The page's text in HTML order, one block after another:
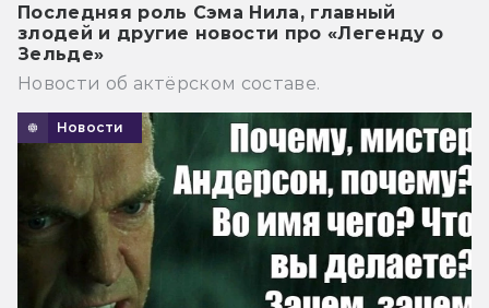
Последняя роль Сэма Нила, главный
злодей и другие новости про «Легенду о
Зельде»
Новости об актёрском составе.
Новости